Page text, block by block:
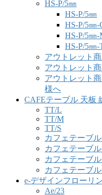
HS-P/5㎜
HS-P/5㎜
HS-P/5㎜-
HS-P/5㎜-
HS-P/5㎜-
アウトレット
アウトレット
アウトレット
様へ
CAFEテーブル 天板
TT/L
TT/M
TT/S
カフェテーブ
カフェテーブ
カフェテーブ
カフェテーブ
e-デザインフローリ
Ae/23